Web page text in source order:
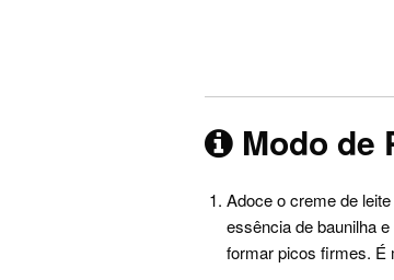
Modo de
Adoce o creme de
essência de baunilha
formar picos firmes. É